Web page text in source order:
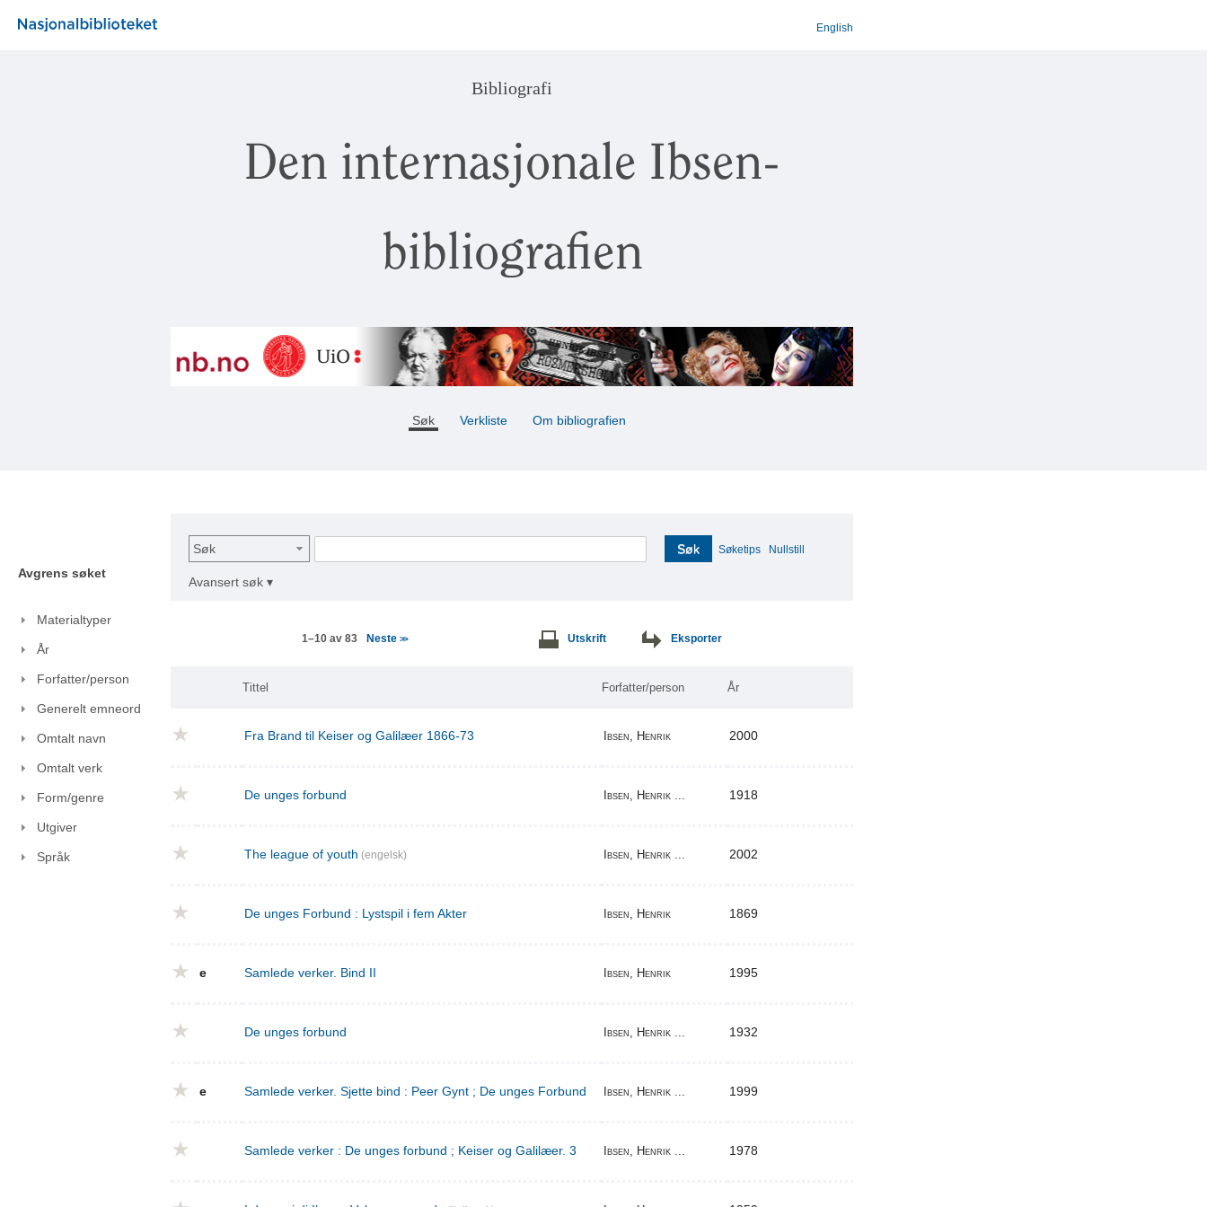
English
Bibliografi
Den internasjonale Ibsen-
bibliografien
Søk Verkliste Om bibliografien
Avgrens søket
Materialtyper
År
Forfatter/person
Generelt emneord
Omtalt navn
Omtalt verk
Form/genre
Utgiver
Språk
Søk Søk Søketips Nullstill
Avansert søk ▾
1–10 av 83 Neste>> Utskrift Eksporter
Tittel Forfatter/person År
Fra Brand til Keiser og Galilæer 1866-73 Ibsen, Henrik 2000
De unges forbund Ibsen, Henrik ... 1918
The league of youth (engelsk) Ibsen, Henrik ... 2002
De unges Forbund : Lystspil i fem Akter Ibsen, Henrik 1869
e Samlede verker. Bind II Ibsen, Henrik 1995
De unges forbund Ibsen, Henrik ... 1932
e Samlede verker. Sjette bind : Peer Gynt ; De unges Forbund Ibsen, Henrik ... 1999
Samlede verker : De unges forbund ; Keiser og Galilæer. 3 Ibsen, Henrik ... 1978